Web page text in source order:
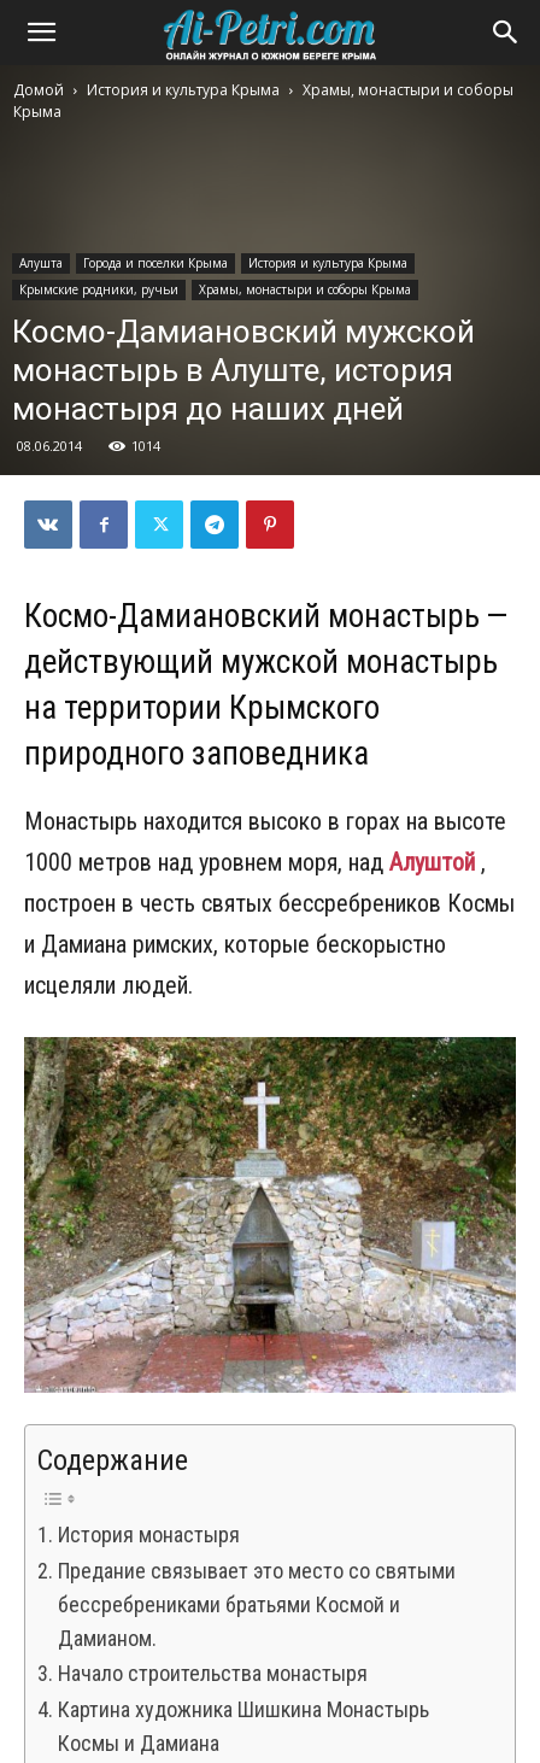
Домой История и культура Крыма
Храмы, монастыри и соборы
Крыма
Алушта Города и поселки Крыма
История и культура Крыма
Крымские родники, ручьи
Храмы, монастыри и соборы Крыма
Космо-Дамиановский мужской
монастырь в Алуште, история
монастыря до наших дней
08.06.2014 1014
Космо-Дамиановский монастырь —
действующий мужской монастырь
на территории Крымского
природного заповедника
Монастырь находится высоко в горах на высоте
1000 метров над уровнем моря, над Алуштой ,
построен в честь святых бессребреников Космы
и Дамиана римских, которые бескорыстно
исцеляли людей.
Содержание
История монастыря
Предание связывает это место со святыми
бессребрениками братьями Космой и
Дамианом.
Начало строительства монастыря
Картина художника Шишкина Монастырь
Космы и Дамиана